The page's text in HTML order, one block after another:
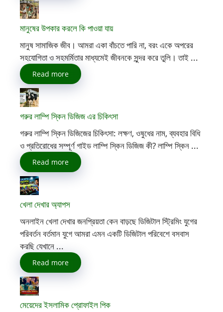
মানুষের উপকার করলে কি পাওয়া যায়
মানুষ সামাজিক জীব। আমরা একা বাঁচতে পারি না, বরং একে অপরের
সহযোগিতা ও সহমর্মিতার মাধ্যমেই জীবনকে সুন্দর করে তুলি। তাই ...
Read more
গরুর লাম্পি স্কিন ডিজিজ এর চিকিৎসা
গরুর লাম্পি স্কিন ডিজিজের চিকিৎসা: লক্ষণ, ওষুধের নাম, ব্যবহার বিধি
ও প্রতিরোধের সম্পূর্ণ গাইড লাম্পি স্কিন ডিজিজ কী? লাম্পি স্কিন ...
Read more
খেলা দেখার অ্যাপস
অনলাইন খেলা দেখার জনপ্রিয়তা কেন বাড়ছে ডিজিটাল স্ট্রিমিং যুগের
পরিবর্তন বর্তমান যুগে আমরা এমন একটি ডিজিটাল পরিবেশে বসবাস
করছি যেখানে ...
Read more
মেয়েদের ইসলামিক প্রোফাইল পিক